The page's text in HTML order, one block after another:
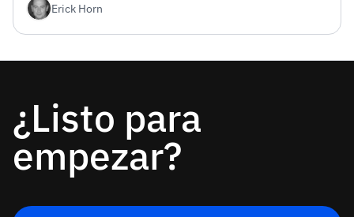
trampa que desperdicia tu primer día.
Erick Horn
¿Listo para
empezar?